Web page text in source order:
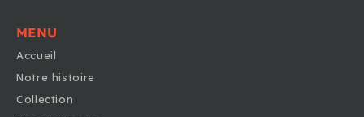
MENU
Accueil
Notre histoire
Collection